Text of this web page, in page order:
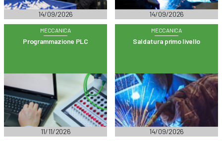
14/09/2026 14/09/2026
MECCANICA
Programmazione PLC
11/11/2026
MECCANICA
Saldatura primo livello
14/09/2026